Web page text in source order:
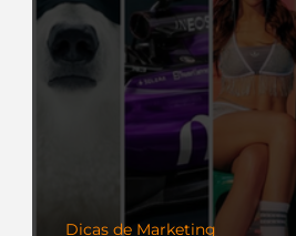
Dicas de Marketing